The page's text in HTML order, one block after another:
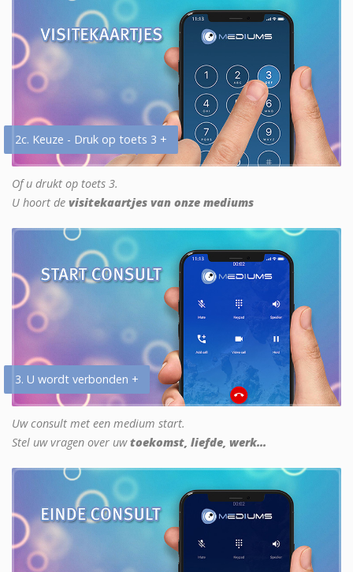
2c. Keuze - Druk op toets 3 +
Of u drukt op toets 3.
U hoort de visitekaartjes van onze mediums
3. U wordt verbonden +
Uw consult met een medium start.
Stel uw vragen over uwtoekomst, liefde, werk...